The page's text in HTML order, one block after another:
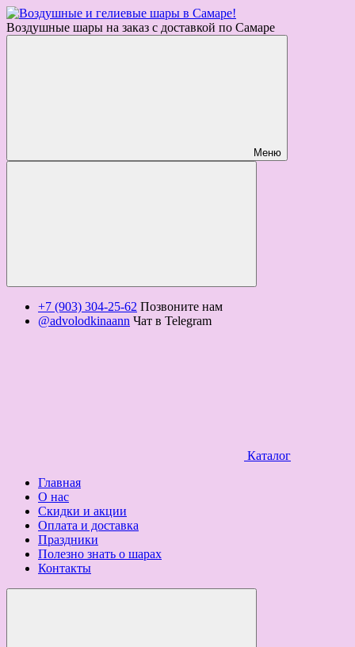
Воздушные шары на заказ с доставкой по Самаре
Меню
+7 (903) 304-25-62 Позвоните нам
@advolodkinaann Чат в Telegram
Каталог
Главная
О нас
Скидки и акции
Оплата и доставка
Праздники
Полезно знать о шарах
Контакты